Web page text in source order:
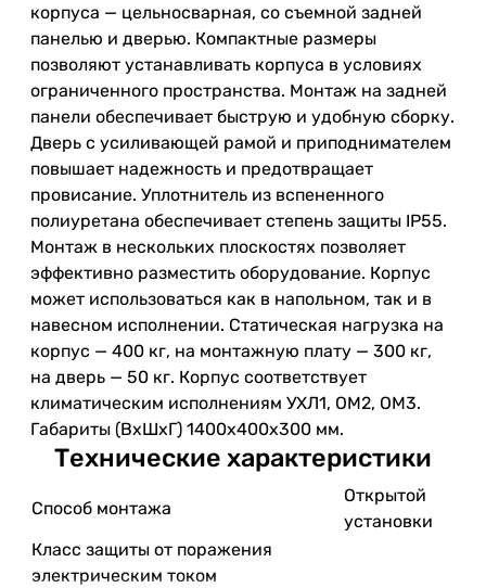
корпуса — цельносварная, со съемной задней
панелью и дверью. Компактные размеры
позволяют устанавливать корпуса в условиях
ограниченного пространства. Монтаж на задней
панели обеспечивает быструю и удобную сборку.
Дверь с усиливающей рамой и приподнимателем
повышает надежность и предотвращает
провисание. Уплотнитель из вспененного
полиуретана обеспечивает степень защиты IP55.
Монтаж в нескольких плоскостях позволяет
эффективно разместить оборудование. Корпус
может использоваться как в напольном, так и в
навесном исполнении. Статическая нагрузка на
корпус — 400 кг, на монтажную плату — 300 кг,
на дверь — 50 кг. Корпус соответствует
климатическим исполнениям УХЛ1, ОМ2, ОМ3.
Габариты (ВхШхГ) 1400х400х300 мм.
Технические характеристики
Способ монтажа
Открытой
установки
Класс защиты от поражения
электрическим током